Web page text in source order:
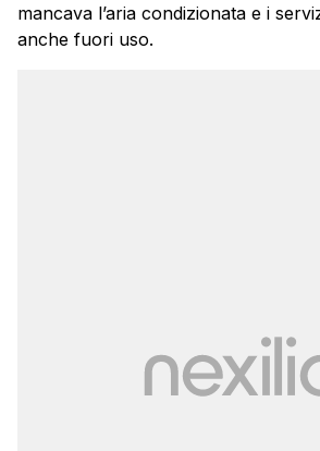
mancava l’aria condizionata e i
anche fuori uso.